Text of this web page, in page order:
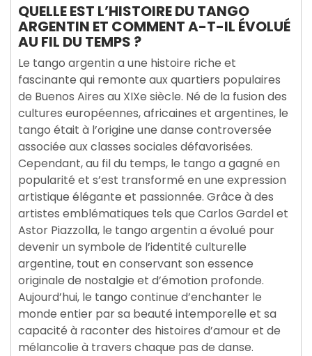
QUELLE EST L’HISTOIRE DU TANGO
ARGENTIN ET COMMENT A-T-IL ÉVOLUÉ
AU FIL DU TEMPS ?
Le tango argentin a une histoire riche et
fascinante qui remonte aux quartiers populaires
de Buenos Aires au XIXe siècle. Né de la fusion des
cultures européennes, africaines et argentines, le
tango était à l’origine une danse controversée
associée aux classes sociales défavorisées.
Cependant, au fil du temps, le tango a gagné en
popularité et s’est transformé en une expression
artistique élégante et passionnée. Grâce à des
artistes emblématiques tels que Carlos Gardel et
Astor Piazzolla, le tango argentin a évolué pour
devenir un symbole de l’identité culturelle
argentine, tout en conservant son essence
originale de nostalgie et d’émotion profonde.
Aujourd’hui, le tango continue d’enchanter le
monde entier par sa beauté intemporelle et sa
capacité à raconter des histoires d’amour et de
mélancolie à travers chaque pas de danse.